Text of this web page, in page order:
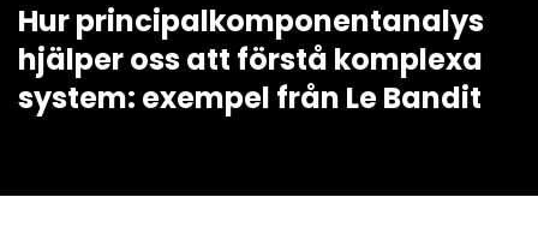
Hur principalkomponentanalys
hjälper oss att förstå komplexa
system: exempel från Le Bandit